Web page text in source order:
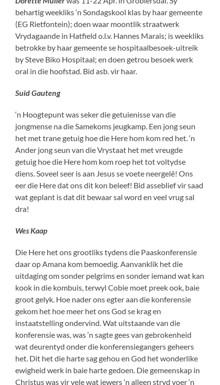
behartig weekliks ‘n Sondagskool klas by haar gemeente
(EG Rietfontein); doen waar moontlik straatwerk
Vrydagaande in Hatfield o.l.v. Hannes Marais; is weekliks
betrokke by haar gemeente se hospitaalbesoek-uitreik
by Steve Biko Hospitaal; en doen getrou besoek werk
oral in die hoofstad. Bid asb. vir haar.
Suid Gauteng
‘n Hoogtepunt was seker die getuienisse van die
jongmense na die Samekoms jeugkamp. Een jong seun
het met trane getuig hoe die Here hom kom red het. ‘n
Ander jong seun van die Vrystaat het met vreugde
getuig hoe die Here hom kom roep het tot voltydse
diens. Soveel seer is aan Jesus se voete neergelê! Ons
eer die Here dat ons dit kon beleef! Bid asseblief vir saad
wat geplant is dat dit bewaar sal word en veel vrug sal
dra!
Wes Kaap
Die Here het ons grootliks tydens die Paaskonferensie
daar op Amana kom bemoedig. Aanvanklik het die
uitdaging om sonder pelgrims en sonder iemand wat kan
kook in die kombuis, terwyl Cobie moet preek ook, baie
groot gelyk. Hoe nader ons egter aan die konferensie
gekom het hoe meer het ons God se krag en
instaatstelling ondervind. Wat uitstaande van die
konferensie was, was ‘n sagte gees van gebrokenheid
wat deurentyd onder die konferensiegangers geheers
het. Dit het die harte sag gehou en God het wonderlike
ewigheid werk in baie harte gedoen. Die gemeenskap in
Christus was vir vele wat iewers ‘n alleen stryd voer ‘n